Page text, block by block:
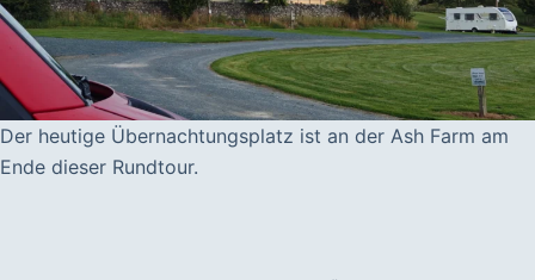
Der heutige Übernachtungsplatz ist an der Ash Farm am
Ende dieser Rundtour.